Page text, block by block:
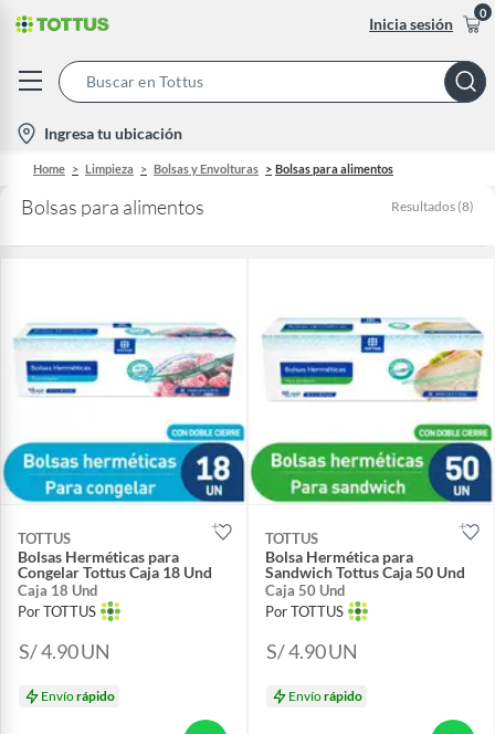
Inicia sesión
0
Bar
location-
icon
Ingresa tu ubicación
Home Limpieza Bolsas y Envolturas Bolsas para alimentos
Bolsas para alimentos Resultados (8)
TOTTUS
Bolsas Herméticas para
Congelar Tottus Caja 18 Und
Caja 18 Und
Por TOTTUS
S/ 4.90UN
Envíorápido
TOTTUS
Bolsa Hermética para
Sandwich Tottus Caja 50 Und
Caja 50 Und
Por TOTTUS
S/ 4.90UN
Envíorápido